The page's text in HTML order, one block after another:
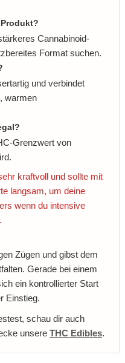
Cannabinoid-
Format suchen.
und verbindet
warmen
Grenzwert von
kraftvoll und sollte mit
langsam, um deine
wenn du intensive
Zügen und gibst dem
Gerade bei einem
ein kontrollierter Start
Einstieg.
schau dir auch
unsere THC Edibles.